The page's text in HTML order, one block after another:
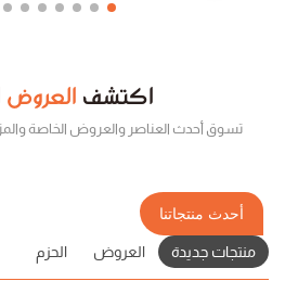
اكتشف العروض
تسوق أحدث العناصر والعروض الخاصة
أحدث منتجاتنا
منتجات جديدة العروض الحزم